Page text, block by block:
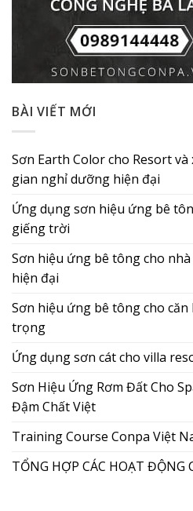
BÀI VIẾT MỚI
Sơn Earth Color cho Resort
gian nghỉ dưỡng hiện đại
Ứng dụng sơn hiệu ứng bê
giếng trời
Sơn hiệu ứng bê tông cho
hiện đại
Sơn hiệu ứng bê tông cho
trọng
Ứng dụng sơn cát cho villa
Sơn Hiệu Ứng Rơm Đất Cho
Đậm Chất Việt
Training Course Conpa Việt
TỔNG HỢP CÁC HOẠT ĐỘNG